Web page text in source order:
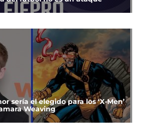
sería el elegido para los ‘X-Men’
Weaving